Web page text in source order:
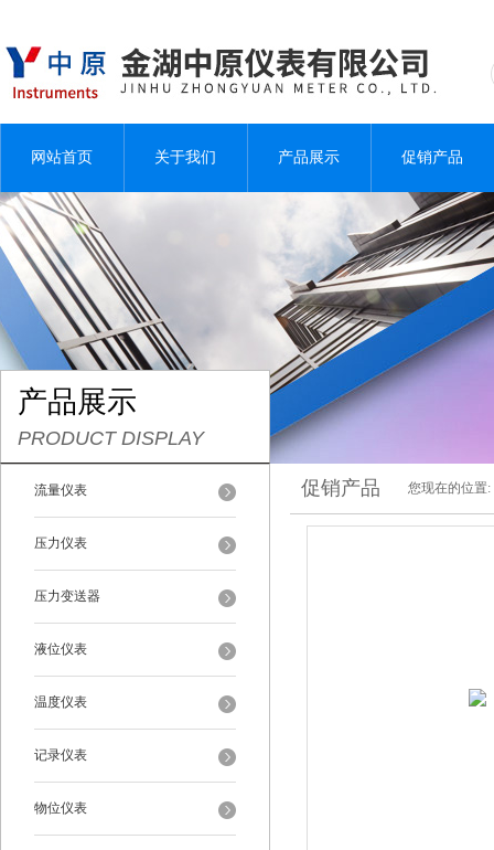
网站首页 关于我们 产品展示 促销产品
产品展示
PRODUCT DISPLAY
流量仪表
压力仪表
压力变送器
液位仪表
温度仪表
记录仪表
物位仪表
促销产品 您现在的位置: